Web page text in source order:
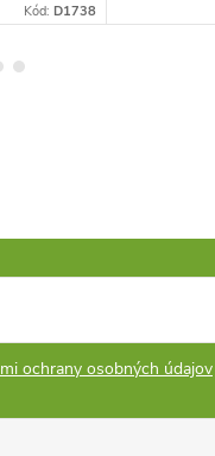
Kód: D1738
ochrany osobných údajov